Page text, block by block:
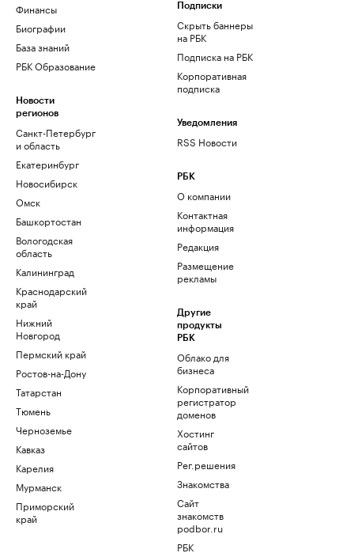
Финансы
Биографии
База знаний
РБК Образование
Новости
регионов
Санкт-Петербург
и область
Екатеринбург
Новосибирск
Омск
Башкортостан
Вологодская
область
Калининград
Краснодарский
край
Нижний
Новгород
Пермский край
Ростов-на-Дону
Татарстан
Тюмень
Черноземье
Кавказ
Карелия
Мурманск
Приморский
край
Подписки
Скрыть баннеры
на РБК
Подписка на РБК
Корпоративная
подписка
Уведомления
RSS Новости
РБК
О компании
Контактная
информация
Редакция
Размещение
рекламы
Другие
продукты
РБК
Облако для
бизнеса
Корпоративный
регистратор
доменов
Хостинг
сайтов
Рег.решения
Знакомства
Сайт
знакомств
podbor.ru
РБК